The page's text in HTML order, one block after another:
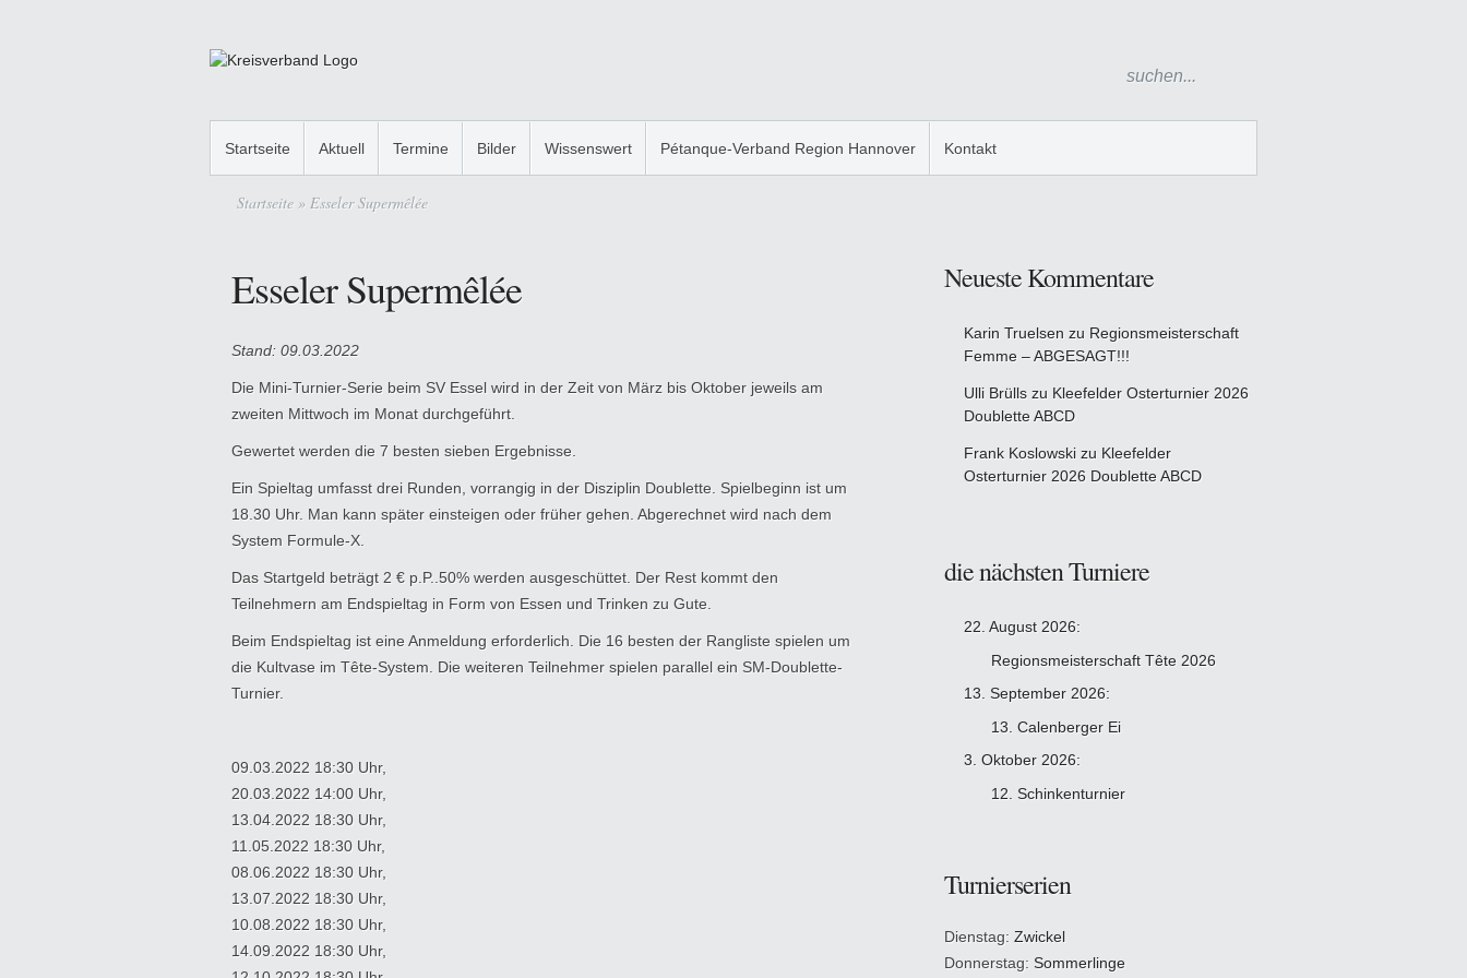
Startseite Aktuell Termine Bilder Wissenswert Pétanque-Verband Region Hannover Kontakt
Startseite » Esseler Supermêlée
Esseler Supermêlée
Stand: 09.03.2022
Die Mini-Turnier-Serie beim SV Essel wird in der Zeit von März bis Oktober jeweils am
zweiten Mittwoch im Monat durchgeführt.
Gewertet werden die 7 besten sieben Ergebnisse.
Ein Spieltag umfasst drei Runden, vorrangig in der Disziplin Doublette. Spielbeginn ist um
18.30 Uhr. Man kann später einsteigen oder früher gehen. Abgerechnet wird nach dem
System Formule-X.
Das Startgeld beträgt 2 € p.P..50% werden ausgeschüttet. Der Rest kommt den
Teilnehmern am Endspieltag in Form von Essen und Trinken zu Gute.
Beim Endspieltag ist eine Anmeldung erforderlich. Die 16 besten der Rangliste spielen um
die Kultvase im Tête-System. Die weiteren Teilnehmer spielen parallel ein SM-Doublette-
Turnier.
09.03.2022 18:30 Uhr,
20.03.2022 14:00 Uhr,
13.04.2022 18:30 Uhr,
11.05.2022 18:30 Uhr,
08.06.2022 18:30 Uhr,
13.07.2022 18:30 Uhr,
10.08.2022 18:30 Uhr,
14.09.2022 18:30 Uhr,
Neueste Kommentare
Karin Truelsen zu Regionsmeisterschaft
Femme – ABGESAGT!!!
Ulli Brülls zu Kleefelder Osterturnier 2026
Doublette ABCD
Frank Koslowski zu Kleefelder
Osterturnier 2026 Doublette ABCD
die nächsten Turniere
22. August 2026:
Regionsmeisterschaft Tête 2026
13. September 2026:
13. Calenberger Ei
3. Oktober 2026:
12. Schinkenturnier
Turnierserien
Dienstag: Zwickel
Donnerstag: Sommerlinge